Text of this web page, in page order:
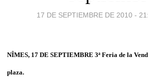
17 DE SEPTIEMBRE DE 2010 -
NÎMES, 17 DE SEPTIEMBRE 3ª Feria de la
plaza.